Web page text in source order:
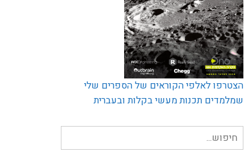
הצטרפו לאלפי הקוראים של הספרים שלי
שמלמדים תכנות מעשי בקלות ובעברית
חיפוש
עבור: